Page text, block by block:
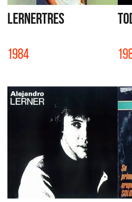
LERNERTRES
1984